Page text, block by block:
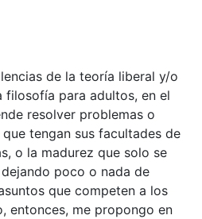
de la teoría liberal y/o
filosofía para adultos, en el
resolver problemas o
tengan sus facultades de
o la madurez que solo se
poco o nada de
que competen a los
entonces, me propongo en